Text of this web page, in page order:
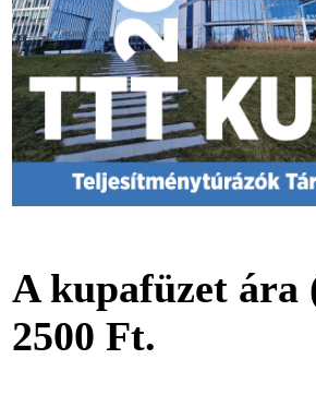
A kupafüzet ára
2500 Ft.